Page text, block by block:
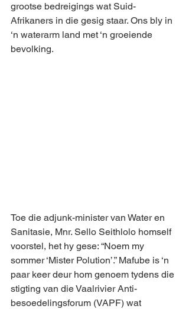
grootse bedreigings wat Suid-
Afrikaners in die gesig staar. Ons bly in
‘n waterarm land met ‘n groeiende
bevolking.
Toe die adjunk-minister van Water en
Sanitasie, Mnr. Sello Seithlolo homself
voorstel, het hy gese: “Noem my
sommer ‘Mister Polution’.” Mafube is ‘n
paar keer deur hom genoem tydens die
stigting van die Vaalrivier Anti-
besoedelingsforum (VAPF) wat